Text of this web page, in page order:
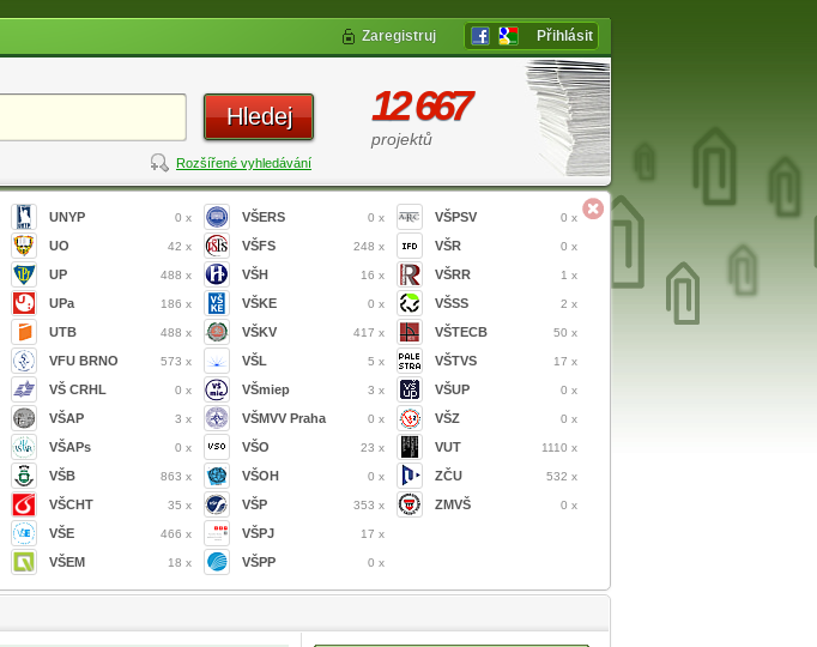
Zaregistruj Přihlásit
Hledej
Rozšířené vyhledávání
12 667
projektů
UNYP 0 x
UO 42 x
UP 488 x
UPa 186 x
UTB 488 x
VFU BRNO 573 x
VŠ CRHL 0 x
VŠAP 3 x
VŠAPs 0 x
VŠB 863 x
VŠCHT 35 x
VŠE 466 x
VŠEM 18 x
VŠERS 0 x
VŠFS 248 x
VŠH 16 x
VŠKE 0 x
VŠKV 417 x
VŠL 5 x
VŠmiep 3 x
VŠMVV Praha 0 x
VŠO 23 x
VŠOH 0 x
VŠP 353 x
VŠPJ 17 x
VŠPP 0 x
VŠPSV 0 x
VŠR 0 x
VŠRR 1 x
VŠSS 2 x
VŠTECB 50 x
VŠTVS 17 x
VŠUP 0 x
VŠZ 0 x
VUT 1110 x
ZČU 532 x
ZMVŠ 0 x